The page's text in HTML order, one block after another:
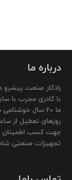
درباره ما
رادکار صنعت پیشرو
با کادری مجرب با
ما 20 سال
جهت کسب اطمینان
تجهیزات صنعتی